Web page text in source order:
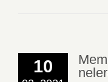
10